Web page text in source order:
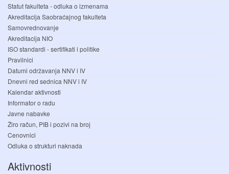
Statut fakulteta - odluka o izmenama
Akreditacija Saobraćajnog fakulteta
Samovrednovanje
Akreditacija NIO
ISO standardi - sertifikati i politike
Pravilnici
Datumi održavanja NNV i IV
Dnevni red sednica NNV i IV
Kalendar aktivnosti
Informator o radu
Javne nabavke
Žiro račun, PIB i pozivi na broj
Cenovnici
Odluka o strukturi naknada
Aktivnosti